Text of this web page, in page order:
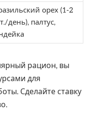
орех (1-2
день), палтус,
рацион, вы
для
Сделайте ставку